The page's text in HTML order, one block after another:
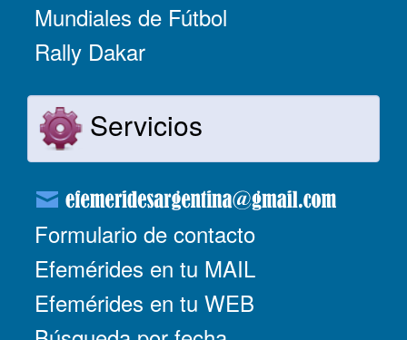
Mundiales de Fútbol
Rally Dakar
Servicios
Formulario de contacto
Efemérides en tu MAIL
Efemérides en tu WEB